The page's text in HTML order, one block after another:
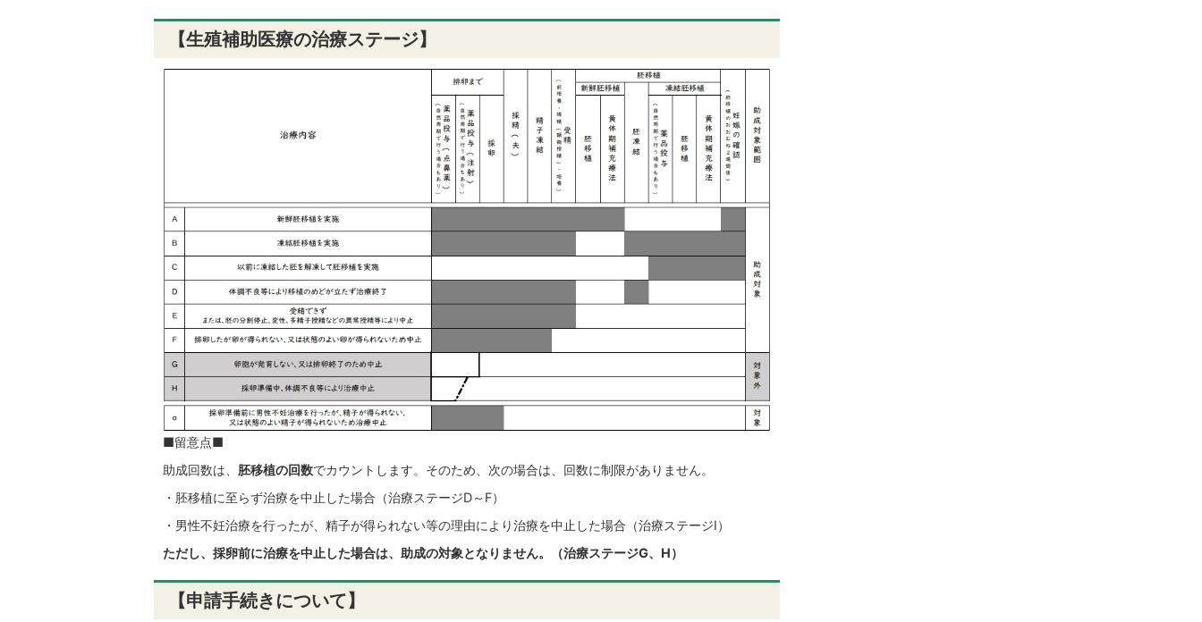
【生殖補助医療の治療ステージ】
■留意点■
助成回数は、 胚移植の回数でカウントします。そのため、次の場合は、回数に制限がありません。
・胚移植に至らず治療を中止した場合（治療ステージD～F）
・男性不妊治療を行ったが、精子が得られない等の理由により治療を中止した場合（治療ステージI）
ただし、採卵前に治療を中止した場合は、助成の対象となりません。（治療ステージG、H）
【申請手続きについて】